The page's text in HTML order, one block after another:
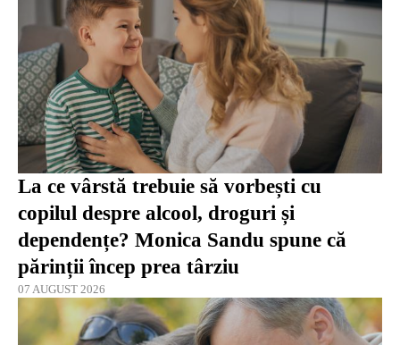
La ce vârstă trebuie să vorbești cu
copilul despre alcool, droguri și
dependențe? Monica Sandu spune că
părinții încep prea târziu
07 AUGUST 2026